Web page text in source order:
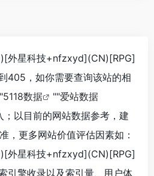
外星科技+nfzxyd](CN)[RPG]
405，如你需要查询该站的相
5118数据 ""爱站数据
；以目前的网站数据参考，建
，更多网站价值评估因素如：
外星科技+nfzxyd](CN)[RPG]
引擎收录以及索引量、用户体